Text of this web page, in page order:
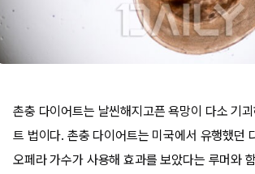
촌충 다이어트는 날씬해지고픈 욕망이 다소 기
트 법이다. 촌충 다이어트는 미국에서 유행했던
오페라 가수가 사용해 효과를 보았다는 루머와